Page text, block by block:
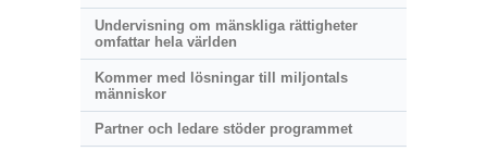
Undervisning om mänskliga rättigheter
omfattar hela världen
Kommer med lösningar till miljontals
människor
Partner och ledare stöder programmet